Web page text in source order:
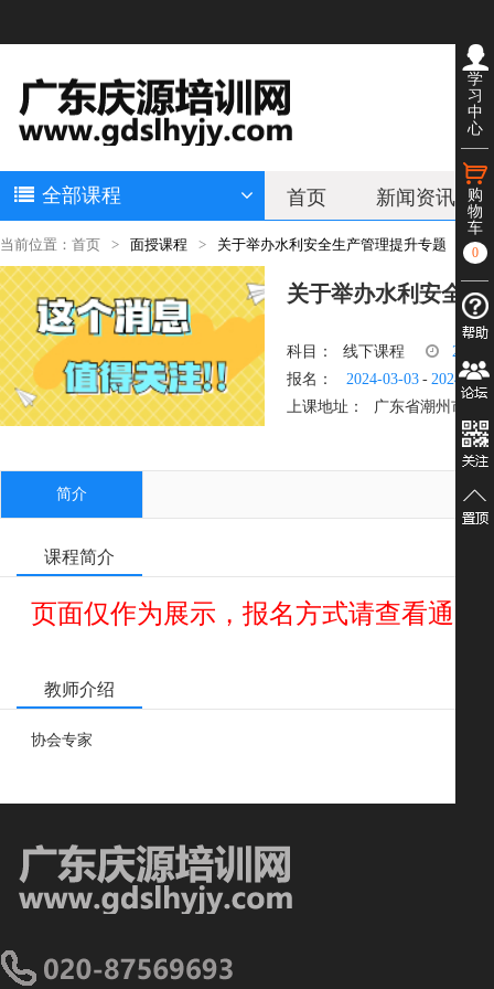
全部课程 首页 新闻资讯
当前位置：首页 面授课程 关于举办水利安全生产管理提升专题（潮
关于举办水利安全
科目： 线下课程 24
报名：
2024-03-03 - 2024-03-
上课地址：
广东省潮州市湘
简介
课程简介
页面仅作为展示，报名方式请查看通知
教师介绍
协会专家
学
习
中
心
购
物
车
0